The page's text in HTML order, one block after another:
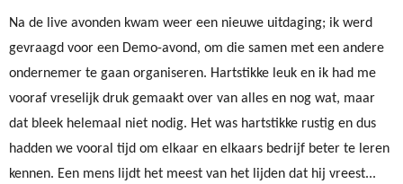
Na de live avonden kwam weer een nieuwe uitdaging; ik werd
gevraagd voor een Demo-avond, om die samen met een andere
ondernemer te gaan organiseren. Hartstikke leuk en ik had me
vooraf vreselijk druk gemaakt over van alles en nog wat, maar
dat bleek helemaal niet nodig. Het was hartstikke rustig en dus
hadden we vooral tijd om elkaar en elkaars bedrijf beter te leren
kennen. Een mens lijdt het meest van het lijden dat hij vreest...